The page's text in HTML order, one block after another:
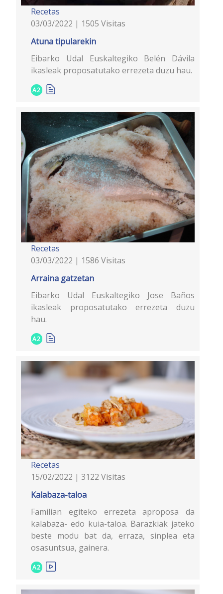
Recetas
03/03/2022 | 1505 Visitas
Atuna tipularekin
Eibarko Udal Euskaltegiko Belén Dávila
ikasleak proposatutako errezeta duzu hau.
A2
Recetas
03/03/2022 | 1586 Visitas
Arraina gatzetan
Eibarko Udal Euskaltegiko Jose Baños
ikasleak proposatutako errezeta duzu
hau.
A2
Recetas
15/02/2022 | 3122 Visitas
Kalabaza-taloa
Familian egiteko errezeta aproposa da
kalabaza- edo kuia-taloa. Barazkiak jateko
beste modu bat da, erraza, sinplea eta
osasuntsua, gainera.
A2